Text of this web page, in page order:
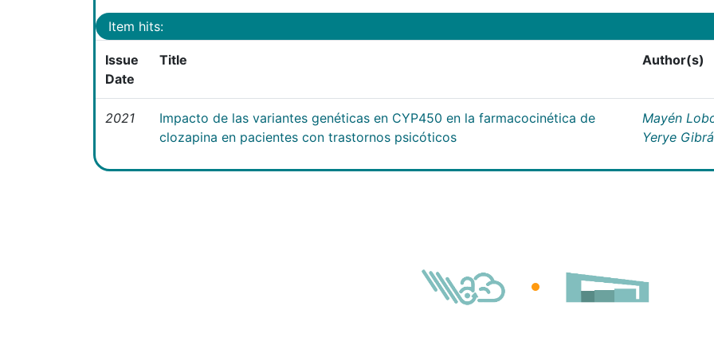
Item hits:
Issue
Date
Title Author(s)
2021
Impacto de las variantes genéticas en CYP450 en la farmacocinética de
clozapina en pacientes con trastornos psicóticos
Mayén
Yerye